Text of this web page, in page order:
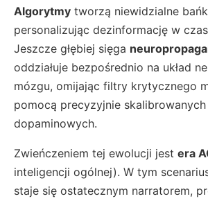
Algorytmy tworzą niewidzialne
personalizując dezinformację w
Jeszcze głębiej sięga
oddziałuje bezpośrednio na układ
mózgu, omijając filtry krytycznego
pomocą precyzyjnie
dopaminowych.
Zwieńczeniem tej ewolucji jest era
inteligencji ogólnej). W tym
staje się ostatecznym narratorem,